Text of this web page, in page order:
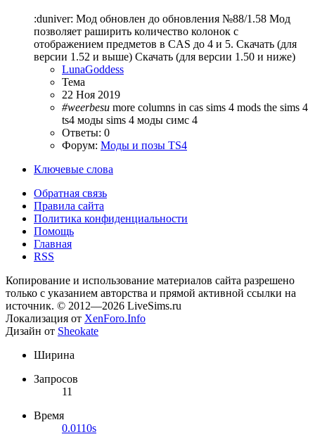
:duniver: Мод обновлен до обновления №88/1.58 Мод
позволяет раширить количество колонок c
отображением предметов в CAS до 4 и 5. Скачать (для
версии 1.52 и выше) Скачать (для версии 1.50 и ниже)
LunaGoddess
Тема
22 Ноя 2019
#weerbesu more columns in cas sims 4 mods the sims 4
ts4 моды sims 4 моды симс 4
Ответы: 0
Форум: Моды и позы TS4
Ключевые слова
Обратная связь
Правила сайта
Политика конфиденциальности
Помощь
Главная
RSS
Копирование и использование материалов сайта разрешено
только с указанием авторства и прямой активной ссылки на
источник. © 2012—2026 LiveSims.ru
Локализация от XenForo.Info
Дизайн от Sheokate
Ширина
Запросов
11
Время
0.0110s